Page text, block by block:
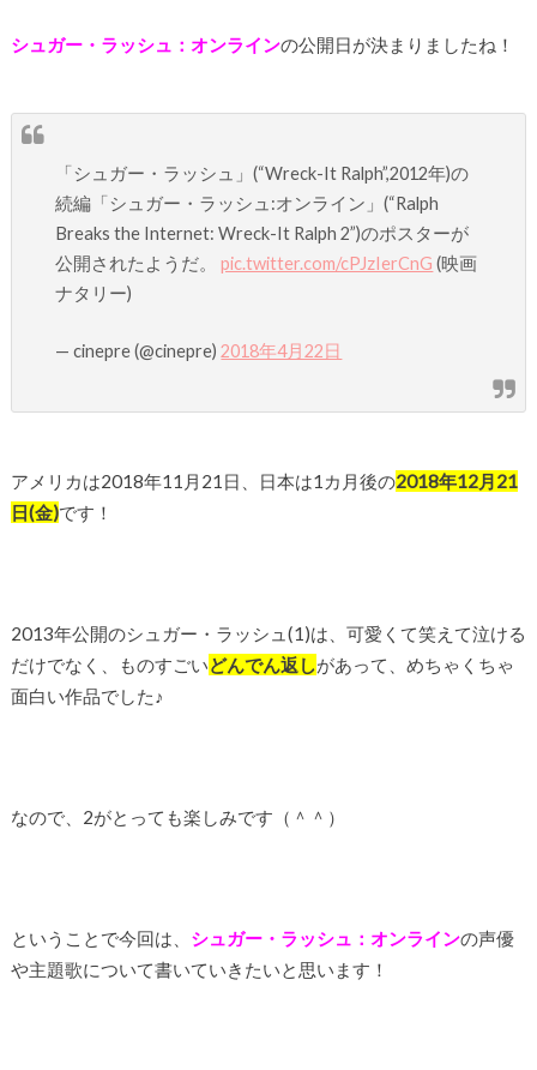
シュガー・ラッシュ：オンラインの公開日が決まりましたね！
「シュガー・ラッシュ」(“Wreck-It Ralph”,2012年)の
続編「シュガー・ラッシュ:オンライン」(“Ralph
Breaks the Internet: Wreck-It Ralph 2”)のポスターが
公開されたようだ。pic.twitter.com/cPJzIerCnG (映画
ナタリー)
— cinepre (@cinepre)2018年4月22日
アメリカは2018年11月21日、日本は1カ月後の2018年12月21
日(金)です！
2013年公開のシュガー・ラッシュ(1)は、可愛くて笑えて泣ける
だけでなく、ものすごいどんでん返しがあって、めちゃくちゃ
面白い作品でした♪
なので、2がとっても楽しみです（＾＾）
ということで今回は、 シュガー・ラッシュ：オンラインの声優
や主題歌について書いていきたいと思います！